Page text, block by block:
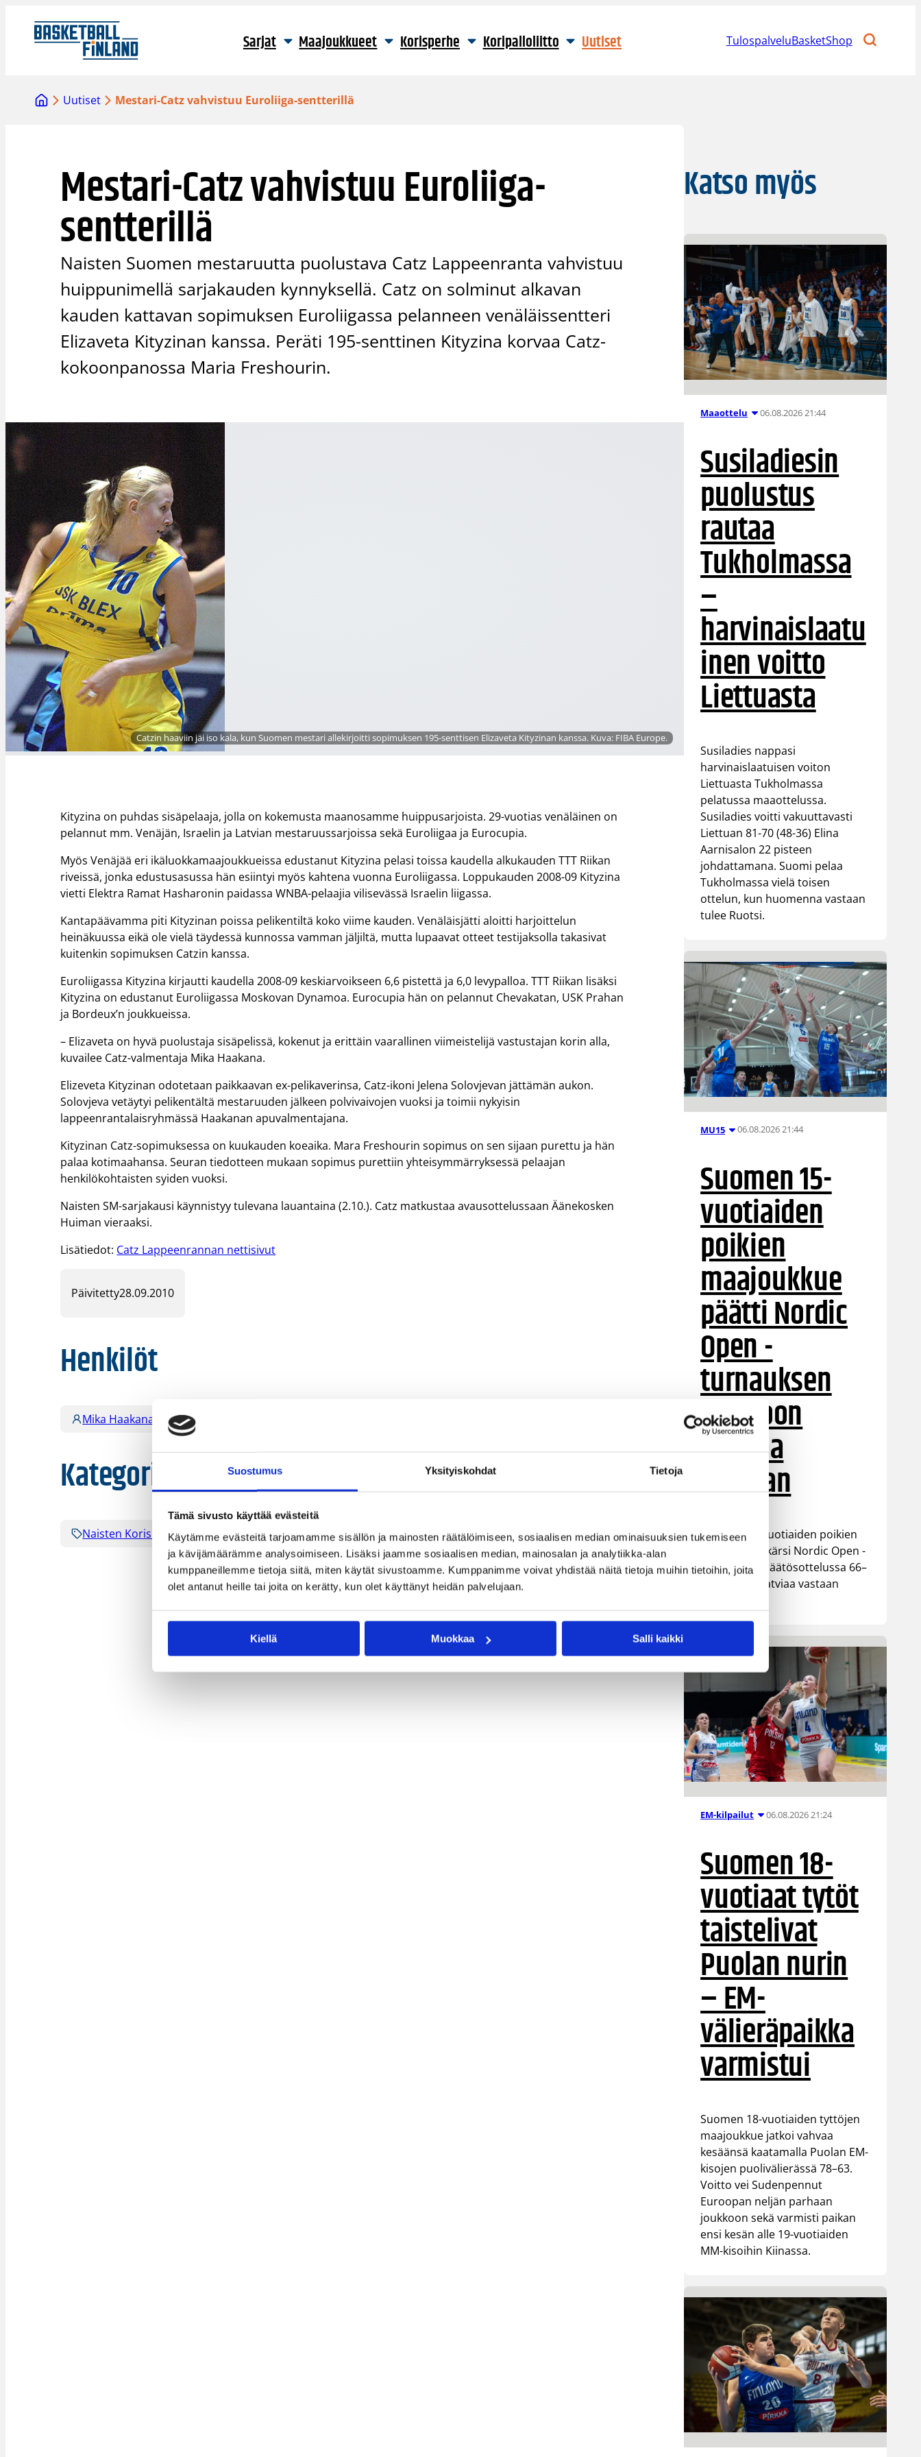
Suostumus Yksityiskohdat Tietoja
Tämä sivusto käyttää evästeitä
Käytämme evästeitä tarjoamamme sisällön ja mainosten räätälöimiseen, sosiaalisen median ominaisuuksien tukemiseen
ja kävijämäärämme analysoimiseen. Lisäksi jaamme sosiaalisen median, mainosalan ja analytiikka-alan
kumppaneillemme tietoja siitä, miten käytät sivustoamme. Kumppanimme voivat yhdistää näitä tietoja muihin tietoihin, joita
olet antanut heille tai joita on kerätty, kun olet käyttänyt heidän palvelujaan.
Kiellä Muokkaa Salli kaikki
sisältöön
Sarjat Maajoukkueet Korisperhe Koripalloliitto Uutiset TulospalveluBasketShop
Uutiset Mestari-Catz vahvistuu Euroliiga-sentterillä
Mestari-Catz vahvistuu Euroliiga-
sentterillä
Naisten Suomen mestaruutta puolustava Catz Lappeenranta vahvistuu
huippunimellä sarjakauden kynnyksellä. Catz on solminut alkavan
kauden kattavan sopimuksen Euroliigassa pelanneen venäläissentteri
Elizaveta Kityzinan kanssa. Peräti 195-senttinen Kityzina korvaa Catz-
kokoonpanossa Maria Freshourin.
Catzin haaviin jäi iso kala, kun Suomen mestari allekirjoitti sopimuksen 195-senttisen Elizaveta Kityzinan kanssa. Kuva: FIBA Europe.
Kityzina on puhdas sisäpelaaja, jolla on kokemusta maanosamme huippusarjoista. 29-vuotias venäläinen on
pelannut mm. Venäjän, Israelin ja Latvian mestaruussarjoissa sekä Euroliigaa ja Eurocupia.
Myös Venäjää eri ikäluokkamaajoukkueissa edustanut Kityzina pelasi toissa kaudella alkukauden TTT Riikan
riveissä, jonka edustusasussa hän esiintyi myös kahtena vuonna Euroliigassa. Loppukauden 2008-09 Kityzina
vietti Elektra Ramat Hasharonin paidassa WNBA-pelaajia vilisevässä Israelin liigassa.
Kantapäävamma piti Kityzinan poissa pelikentiltä koko viime kauden. Venäläisjätti aloitti harjoittelun
heinäkuussa eikä ole vielä täydessä kunnossa vamman jäljiltä, mutta lupaavat otteet testijaksolla takasivat
kuitenkin sopimuksen Catzin kanssa.
Euroliigassa Kityzina kirjautti kaudella 2008-09 keskiarvoikseen 6,6 pistettä ja 6,0 levypalloa. TTT Riikan lisäksi
Kityzina on edustanut Euroliigassa Moskovan Dynamoa. Eurocupia hän on pelannut Chevakatan, USK Prahan
ja Bordeux’n joukkueissa.
– Elizaveta on hyvä puolustaja sisäpelissä, kokenut ja erittäin vaarallinen viimeistelijä vastustajan korin alla,
kuvailee Catz-valmentaja Mika Haakana.
Elizeveta Kityzinan odotetaan paikkaavan ex-pelikaverinsa, Catz-ikoni Jelena Solovjevan jättämän aukon.
Solovjeva vetäytyi pelikentältä mestaruuden jälkeen polvivaivojen vuoksi ja toimii nykyisin
lappeenrantalaisryhmässä Haakanan apuvalmentajana.
Kityzinan Catz-sopimuksessa on kuukauden koeaika. Mara Freshourin sopimus on sen sijaan purettu ja hän
palaa kotimaahansa. Seuran tiedotteen mukaan sopimus purettiin yhteisymmärryksessä pelaajan
henkilökohtaisten syiden vuoksi.
Naisten SM-sarjakausi käynnistyy tulevana lauantaina (2.10.). Catz matkustaa avausottelussaan Äänekosken
Huiman vieraaksi.
Lisätiedot: Catz Lappeenrannan nettisivut
Päivitetty28.09.2010
Henkilöt
Mika Haakana
Kategoriat
Naisten Korisliiga Pääjuttu Sarjat
Katso myös
Maaottelu 06.08.2026 21:44
Susiladiesin
puolustus
rautaa
Tukholmassa
–
harvinaislaatu
inen voitto
Liettuasta
Susiladies nappasi
harvinaislaatuisen voiton
Liettuasta Tukholmassa
pelatussa maaottelussa.
Susiladies voitti vakuuttavasti
Liettuan 81-70 (48-36) Elina
Aarnisalon 22 pisteen
johdattamana. Suomi pelaa
Tukholmassa vielä toisen
ottelun, kun huomenna vastaan
tulee Ruotsi.
MU15 06.08.2026 21:44
Suomen 15-
vuotiaiden
poikien
maajoukkue
päätti Nordic
Open -
turnauksen
tappioon
Latviaa
vastaan
Suomen 15-vuotiaiden poikien
maajoukkue kärsi Nordic Open -
turnauksen päätösottelussa 66–
74-tappion Latviaa vastaan
EM-kilpailut 06.08.2026 21:24
Suomen 18-
vuotiaat tytöt
taistelivat
Puolan nurin
– EM-
välieräpaikka
varmistui
Suomen 18-vuotiaiden tyttöjen
maajoukkue jatkoi vahvaa
kesäänsä kaatamalla Puolan EM-
kisojen puolivälierässä 78–63.
Voitto vei Sudenpennut
Euroopan neljän parhaan
joukkoon sekä varmisti paikan
ensi kesän alle 19-vuotiaiden
MM-kisoihin Kiinassa.